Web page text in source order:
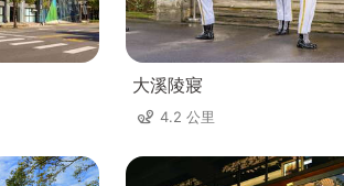
大溪陵寢
4.2 公里